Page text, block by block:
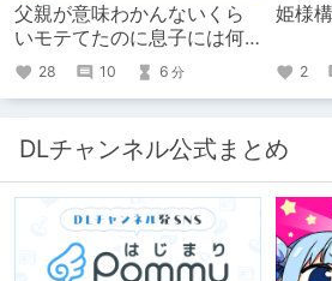
父親が意味わかんないくら
いモテてたのに息子には何
の恩恵もない話
28 10 6 分
姫様
2
DLチャンネル公式まとめ